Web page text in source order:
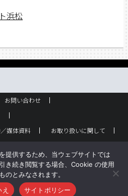
浜松
お問い合わせ
媒体資料
お取り扱いに関して
リシー
リート浜松 All rights reserved.
提供するため、当ウェブサイトでは
き続き閲覧する場合、Cookie の使用
のとみなされます。
サイトポリシー